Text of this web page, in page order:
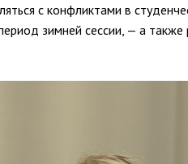
с конфликтами в
зимней сессии, — а также